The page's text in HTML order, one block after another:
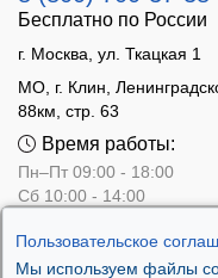
Пользовательское
Мы используем файлы
Бесплатно по России
г. Москва, ул. Ткацкая 1
МО, г. Клин,
88км, стр. 63
Время работы:
Пн–Пт 09:00 - 18:00
Сб 10:00 - 14:00